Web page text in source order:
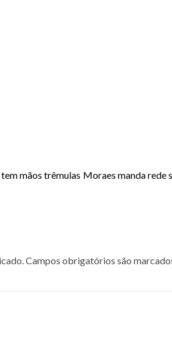
mãos trêmulas Moraes manda rede
Campos obrigatórios são